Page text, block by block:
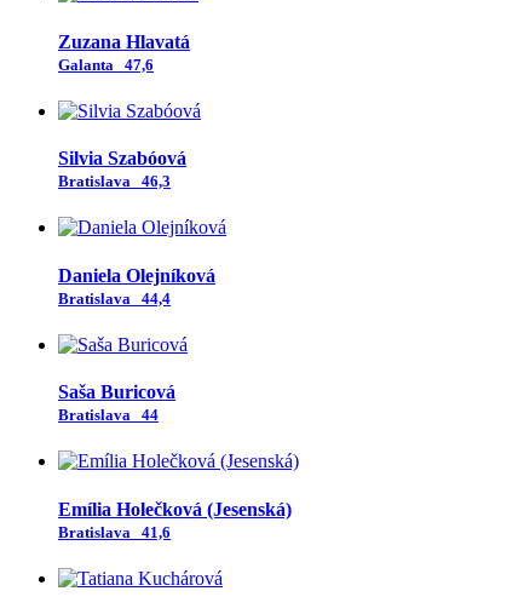
Zuzana Hlavatá
Galanta 47,6
Silvia Szabóová
Bratislava 46,3
Daniela Olejníková
Bratislava 44,4
Saša Buricová
Bratislava 44
Emília Holečková (Jesenská)
Bratislava 41,6